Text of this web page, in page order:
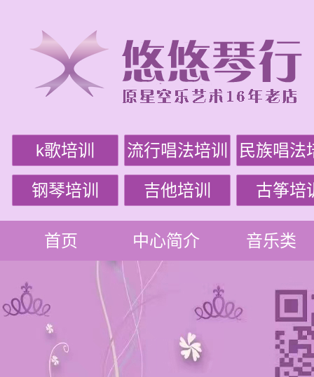
k歌培训 流行唱法培训 民族唱法
钢琴培训 吉他培训 古筝培
首页 中心简介 音乐类